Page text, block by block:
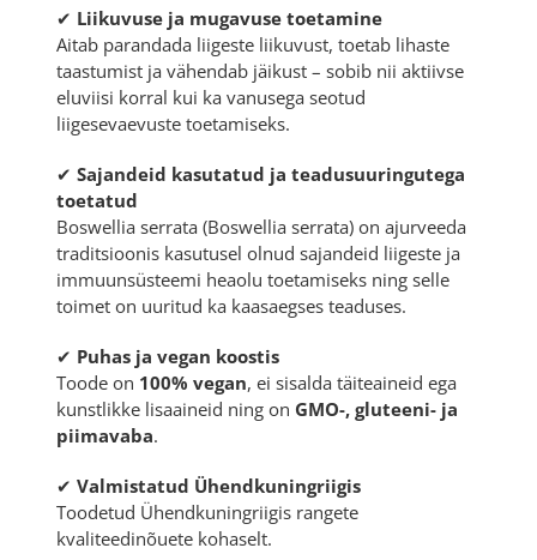
✔ Liikuvuse ja mugavuse toetamine
Aitab parandada liigeste liikuvust, toetab lihaste
taastumist ja vähendab jäikust – sobib nii aktiivse
eluviisi korral kui ka vanusega seotud
liigesevaevuste toetamiseks.
✔ Sajandeid kasutatud ja teadusuuringutega
toetatud
Boswellia serrata (Boswellia serrata) on ajurveeda
traditsioonis kasutusel olnud sajandeid liigeste ja
immuunsüsteemi heaolu toetamiseks ning selle
toimet on uuritud ka kaasaegses teaduses.
✔ Puhas ja vegan koostis
Toode on 100% vegan, ei sisalda täiteaineid ega
kunstlikke lisaaineid ning on GMO-, gluteeni- ja
piimavaba.
✔ Valmistatud Ühendkuningriigis
Toodetud Ühendkuningriigis rangete
kvaliteedinõuete kohaselt.